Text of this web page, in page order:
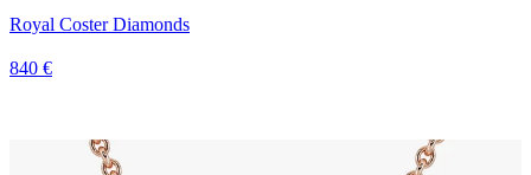
Royal Coster Diamonds
840 €